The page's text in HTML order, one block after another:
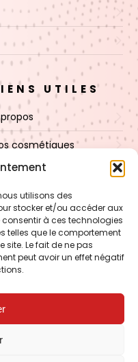
utilisons des
stocker et/ou accéder aux
à ces technologies
telles que le comportement
site. Le fait de ne pas
peut avoir un effet négatif
UTILES
cosmétiques
cires